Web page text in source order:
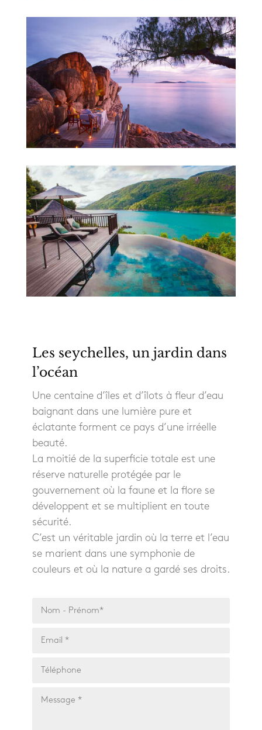
Les seychelles, un jardin dans
l’océan
Une centaine d’îles et d’îlots à fleur d’eau
baignant dans une lumière pure et
éclatante forment ce pays d’une irréelle
beauté.
La moitié de la superficie totale est une
réserve naturelle protégée par le
gouvernement où la faune et la flore se
développent et se multiplient en toute
sécurité.
C’est un véritable jardin où la terre et l’eau
se marient dans une symphonie de
couleurs et où la nature a gardé ses droits.